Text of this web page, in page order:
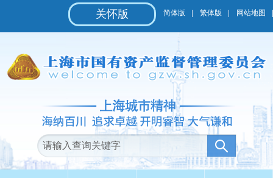
碍
说
站
航
网站地图
繁体版
简体版
关怀版